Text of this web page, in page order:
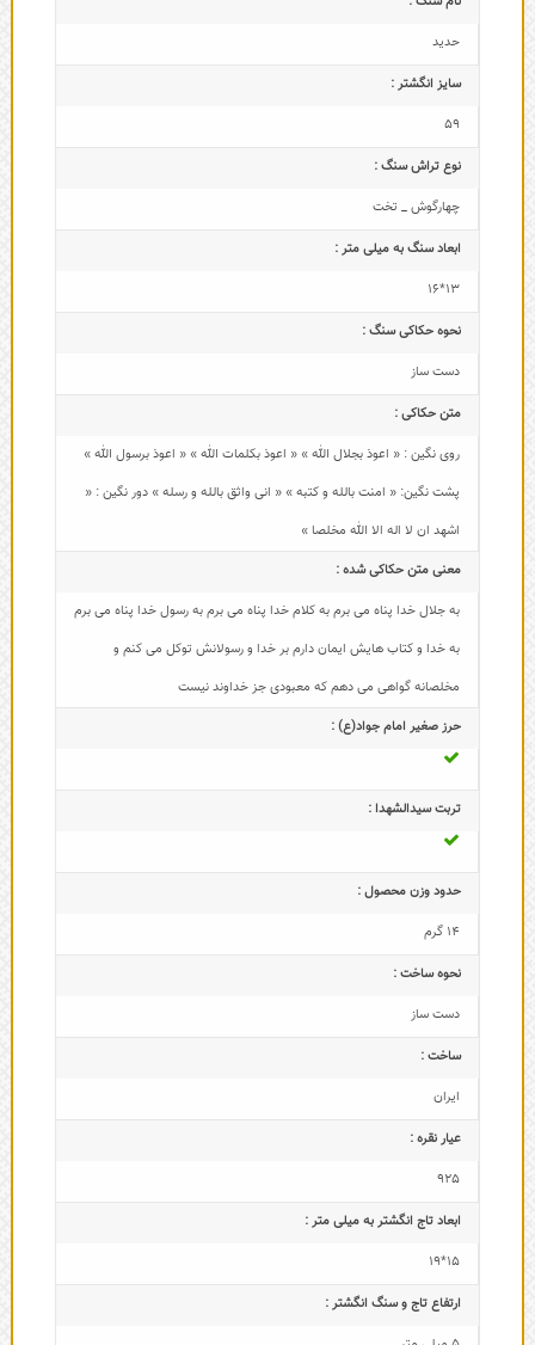
حدید
سایز انگشتر :
59
نوع تراش سنگ :
چهارگوش _ تخت
ابعاد سنگ به میلی متر :
13*16
نحوه حکاکی سنگ :
دست ساز
متن حکاکی :
روی نگین : « اعوذ بجلال الله » « اعوذ بکلمات الله » « اعوذ برسول الله »
پشت نگین: « امنت بالله و کتبه » « انی واثق بالله و رسله » دور نگین : «
اشهد ان لا اله الا الله مخلصا »
معنی متن حکاکی شده :
به جلال خدا پناه می برم به کلام خدا پناه می برم به رسول خدا پناه می برم
به خدا و کتاب هایش ایمان دارم بر خدا و رسولانش توکل می کنم و
مخلصانه گواهی می دهم که معبودی جز خداوند نیست
حرز صغیر امام جواد(ع) :
تربت سیدالشهدا :
حدود وزن محصول :
14 گرم
نحوه ساخت :
دست ساز
ساخت :
ایران
عیار نقره :
925
ابعاد تاج‌ انگشتر به میلی متر :
15*19
ارتفاع تاج و سنگ انگشتر :